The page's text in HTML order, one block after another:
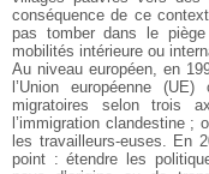
conséquence de ce
pas tomber dans le
mobilités intérieure ou
Au niveau européen, en
l’Union européenne
migratoires selon trois
l’immigration clandestine ;
les travailleurs-euses. En
point : étendre les